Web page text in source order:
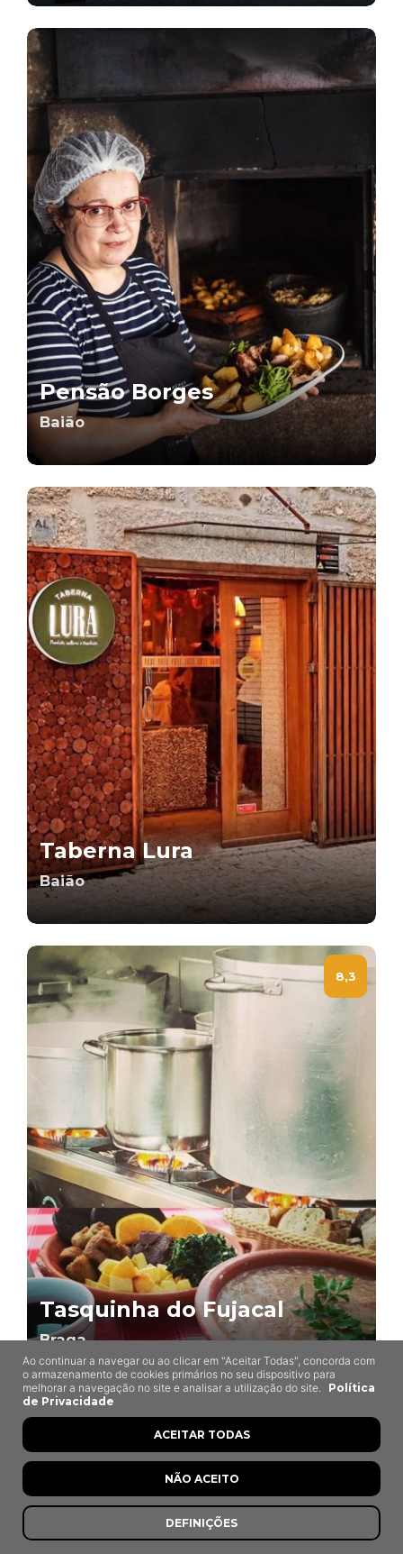
Pensão Borges
Baião
Taberna Lura
Baião
8,3
Tasquinha do Fujacal
Braga
Ao continuar a navegar ou ao clicar em "Aceitar Todas", concorda com
o armazenamento de cookies primários no seu dispositivo para
melhorar a navegação no site e analisar a utilização do site.
Política
de Privacidade
DEFINIÇÕES
NÃO ACEITO
ACEITAR TODAS